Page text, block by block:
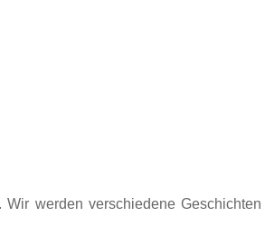
werden verschiedene